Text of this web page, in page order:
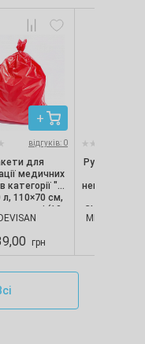
відгуків: 0
для
медичних
категорії "B"
л, 110×70 см,
червоні (10
Devisan
DEVISAN
грн
Рукавички
непопудрені,
CLASSIC,
MERCATOR